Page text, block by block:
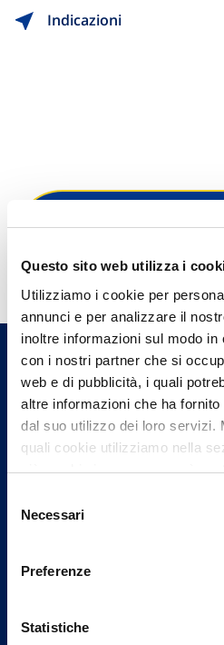
Questo sito web utilizza i
Utilizziamo i cookie per
annunci e per analizzare il
inoltre informazioni sul modo
con i nostri partner che si
web e di pubblicità, i quali
altre informazioni che ha
dal suo utilizzo dei loro servizi.
quali cookie utilizziamo nella
più su chi siamo, come può
può trovare nel footer del sito
delNecessari
Preferenze
Statistiche
Indicazioni
Hai bisogno di
informazioni?
Trova l'Agenzia più
un nostro Agente.
Contattaci